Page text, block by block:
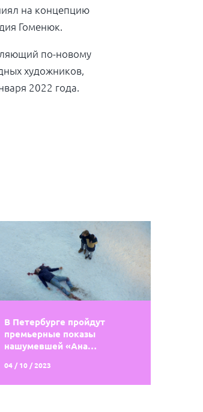
на концепцию
Гоменюк.
по-новому
художников,
2022 года.
В Петербурге пройдут
премьерные показы
нашумевшей «Ана…
04 / 10 / 2023